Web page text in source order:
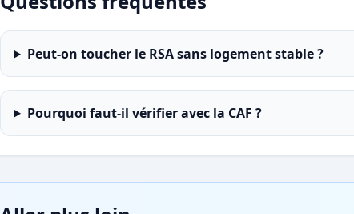
Peut-on toucher le RSA sans logement stable ?
Pourquoi faut-il vérifier avec la CAF ?